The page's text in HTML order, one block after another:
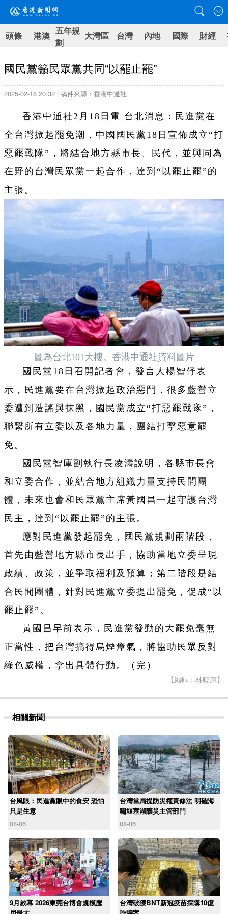
頭條 港澳 五年規
劃
大灣區 台灣 內地 國際 財經
國民黨籲民眾黨共同“以罷止罷”
2025-02-18 20:32 | 稿件來源：香港中通社
香港中通社2月18日電 台北消息：民進黨在
全台灣掀起罷免潮，中國國民黨18日宣佈成立“打
惡罷戰隊”，將結合地方縣市長、民代，並與同為
在野的台灣民眾黨一起合作，達到“以罷止罷”的
主張。
圖為台北101大樓。香港中通社資料圖片
國民黨18日召開記者會，發言人楊智伃表
示，民進黨要在台灣掀起政治惡鬥，很多藍營立
委遭到造謠與抹黑，國民黨成立“打惡罷戰隊”，
聯繫所有立委以及各地力量，團結打擊惡意罷
免。
國民黨智庫副執行長凌濤說明，各縣市長會
和立委合作，並結合地方組織力量支持民間團
體，未來也會和民眾黨主席黃國昌一起守護台灣
民主，達到“以罷止罷”的主張。
應對民進黨發起罷免，國民黨規劃兩階段，
首先由藍營地方縣市長出手，協助當地立委呈現
政績、政策，並爭取福利及預算；第二階段是結
合民間團體，針對民進黨立委提出罷免，促成“以
罷止罷”。
黃國昌早前表示，民進黨發動的大罷免毫無
正當性，把台灣搞得烏煙瘴氣，將協助民眾反對
綠色威權，拿出具體行動。（完）
【編輯：林曉惠】
相關新聞
台風眼：民進黨眼中的食安 恐怕
只是生意
08-06
台灣當局提防災權責修法 明確海
嘯堰塞湖釀災主管部門
08-06
9月啟幕 2026東莞台博會規模歷
台灣破獲BNT新冠疫苗採購10億